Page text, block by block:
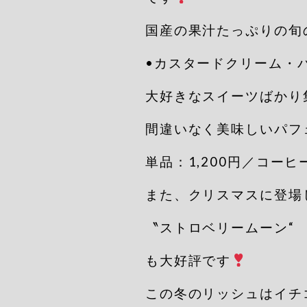
国産の果汁たっぷりの
•カスタードクリーム・
大好きなスイーツばか
間違いなく美味しいパ
単品：1,200円／コーヒ
また、クリスマスに登場
〝ストロベリームーン“
も大好評です
この冬のリッシュはイチ